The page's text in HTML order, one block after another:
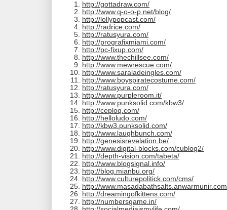
http://gottadraw.com/
http://www.q-o-o-p.net/blog/
http://lollypopcast.com/
http://radrice.com/
http://ratusyura.com/
http://prografixmiami.com/
http://pc-fixup.com/
http://www.thechillsee.com/
http://www.mewrescue.com/
http://www.saraladeingles.com/
http://www.boyspiratecostume.com/
http://ratusyura.com/
http://www.purpleroom.it/
http://www.punksolid.com/kbw3/
http://ceploq.com/
http://helloludo.com/
http://kbw3.punksolid.com/
http://www.laughbunch.com/
http://genesisrevelation.be/
http://www.digital-blocks.com/cublog2/
http://depth-vision.com/tabeta/
http://www.blogsignal.info/
http://blog.mianbu.org/
http://www.culturepolitick.com/cms/
http://
http://dreamingofkittens.com/
http://numbersgame.in/